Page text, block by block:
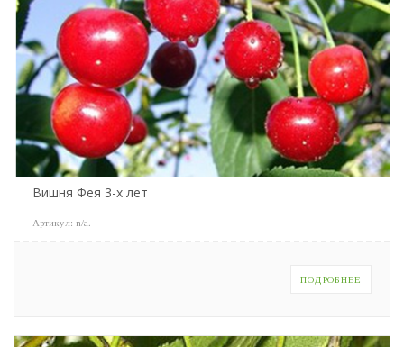
Вишня Фея 3-х лет
Артикул: n/a
ПОДРОБНЕЕ